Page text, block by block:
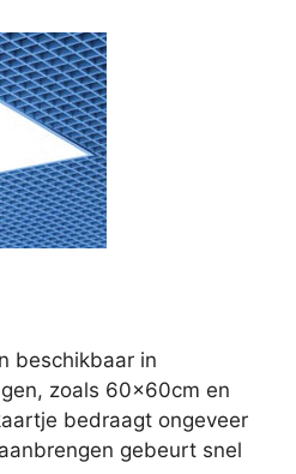
beschikbaar in
zoals 60x60cm en
bedraagt ongeveer
gebeurt snel